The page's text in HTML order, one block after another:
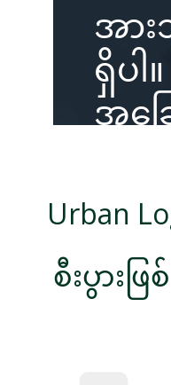
အား
ရှိပါ။
အခြ
အ
မျာ
သည်
Urban
စီးပွားဖ